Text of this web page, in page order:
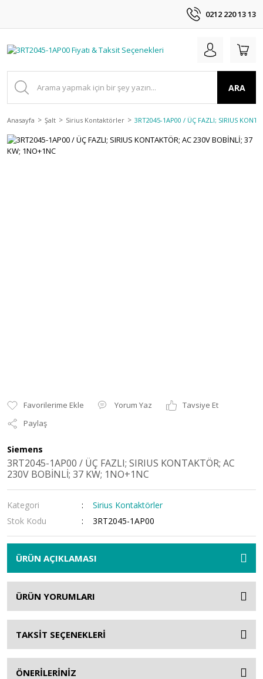
0212 220 13 13
ARA
Anasayfa Şalt Sirius Kontaktörler 3RT2045-1AP00 / ÜÇ FAZLI; SIRIUS
Yorum Yaz
Tavsiye Et
Paylaş
Siemens
3RT2045-1AP00 / ÜÇ FAZLI; SIRIUS KONTAKTÖR; AC
230V BOBİNLİ; 37 KW; 1NO+1NC
Kategori
Sirius Kontaktörler
Stok Kodu
3RT2045-1AP00
ÜRÜN AÇIKLAMASI
ÜRÜN YORUMLARI
TAKSİT SEÇENEKLERİ
ÖNERİLERİNİZ